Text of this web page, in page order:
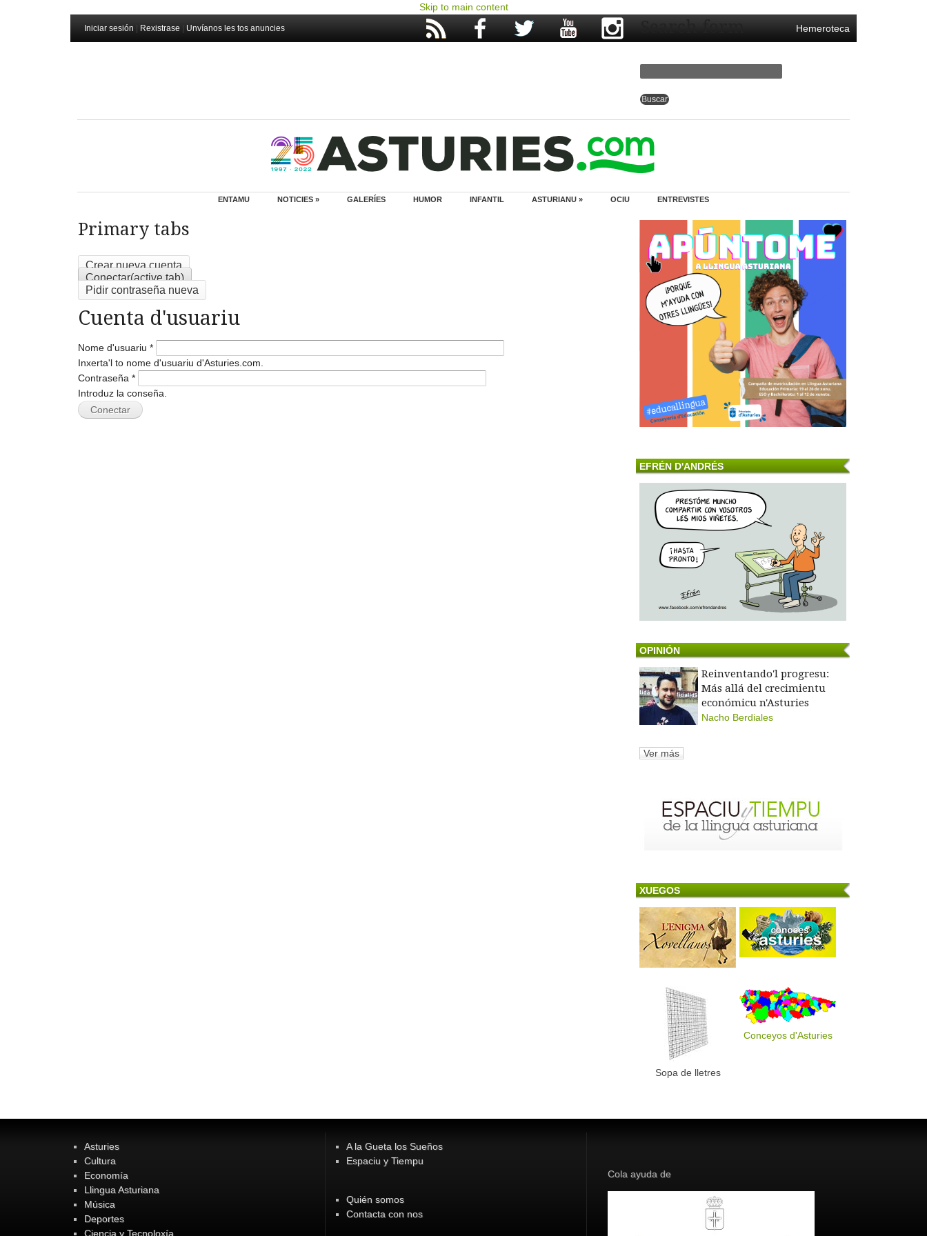
Skip to main content
Iniciar sesión Rexistrase Unvíanos les tos anuncies Hemeroteca
Search form
ENTAMU NOTICIES » GALERÍES HUMOR INFANTIL ASTURIANU » OCIU ENTREVISTES
Primary tabs
Crear nueva cuenta
Conectar(active tab)
Pidir contraseña nueva
Cuenta d'usuariu
Nome d'usuariu *
Inxerta'l to nome d'usuariu d'Asturies.com.
Contraseña *
Introduz la conseña.
EFRÉN D'ANDRÉS
OPINIÓN
Reinventando'l progresu:
Más allá del crecimientu
económicu n'Asturies
Nacho Berdiales
Ver más
XUEGOS
Sopa de lletres
Conceyos d'Asturies
Asturies
Cultura
Economía
Llingua Asturiana
Música
Deportes
Ciencia y Tecnoloxía
A la Gueta los Sueños
Espaciu y Tiempu
Quién somos
Contacta con nos
Cola ayuda de